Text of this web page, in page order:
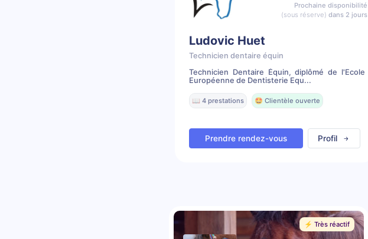
Prochaine disponibilité
(sous réserve) dans 2 jours
Ludovic Huet
Technicien dentaire équin
Technicien Dentaire Équin, diplômé de l'Ecole
Européenne de Dentisterie Equ...
📖 4 prestations 🤩 Clientèle ouverte
Prendre rendez-vous Profil
⚡️ Très réactif